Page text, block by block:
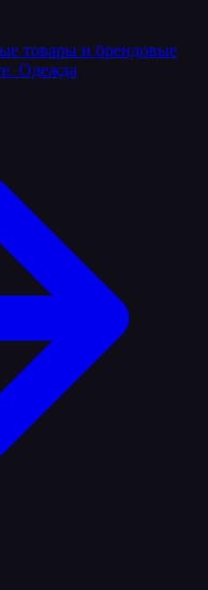
товары и брендовые
Одежда